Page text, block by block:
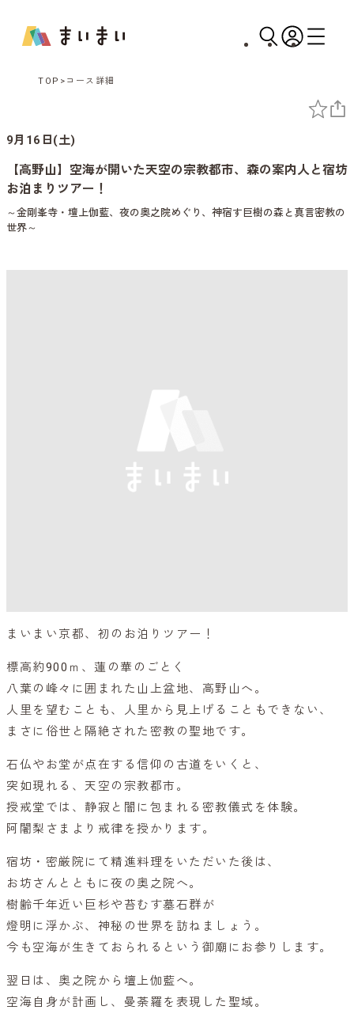
TOP コース詳細
9月16日(土)
【高野山】空海が開いた天空の宗教都市、森の案内人と宿坊
お泊まりツアー！
～金剛峯寺・壇上伽藍、夜の奥之院めぐり、神宿す巨樹の森と真言密教の
世界～
まいまい京都、初のお泊りツアー！
標高約900ｍ、蓮の華のごとく
八葉の峰々に囲まれた山上盆地、高野山へ。
人里を望むことも、人里から見上げることもできない、
まさに俗世と隔絶された密教の聖地です。
石仏やお堂が点在する信仰の古道をいくと、
突如現れる、天空の宗教都市。
授戒堂では、静寂と闇に包まれる密教儀式を体験。
阿闍梨さまより戒律を授かります。
宿坊・密厳院にて精進料理をいただいた後は、
お坊さんとともに夜の奥之院へ。
樹齢千年近い巨杉や苔むす墓石群が
燈明に浮かぶ、神秘の世界を訪ねましょう。
今も空海が生きておられるという御廟にお参りします。
翌日は、奥之院から壇上伽藍へ。
空海自身が計画し、曼荼羅を表現した聖域。